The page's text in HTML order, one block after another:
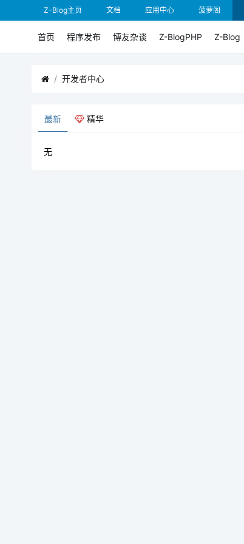
Z-Blog主页 文档 应用中心 菠萝阁
首页 程序发布 博友杂谈 Z-BlogPHP Z-Blog
开发者中心
最新 精华
无